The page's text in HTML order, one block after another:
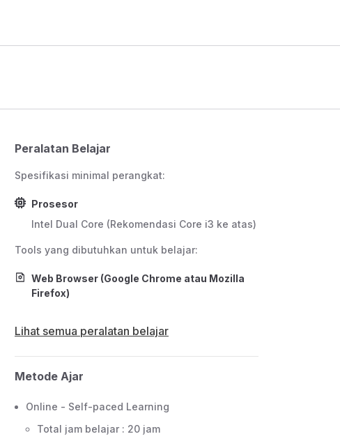
Peralatan Belajar
Spesifikasi minimal perangkat:
Prosesor
Intel Dual Core (Rekomendasi Core i3 ke atas)
Tools yang dibutuhkan untuk belajar:
Web Browser (Google Chrome atau Mozilla
Firefox)
Lihat semua peralatan belajar
Metode Ajar
Online - Self-paced Learning
Total jam belajar : 20 jam